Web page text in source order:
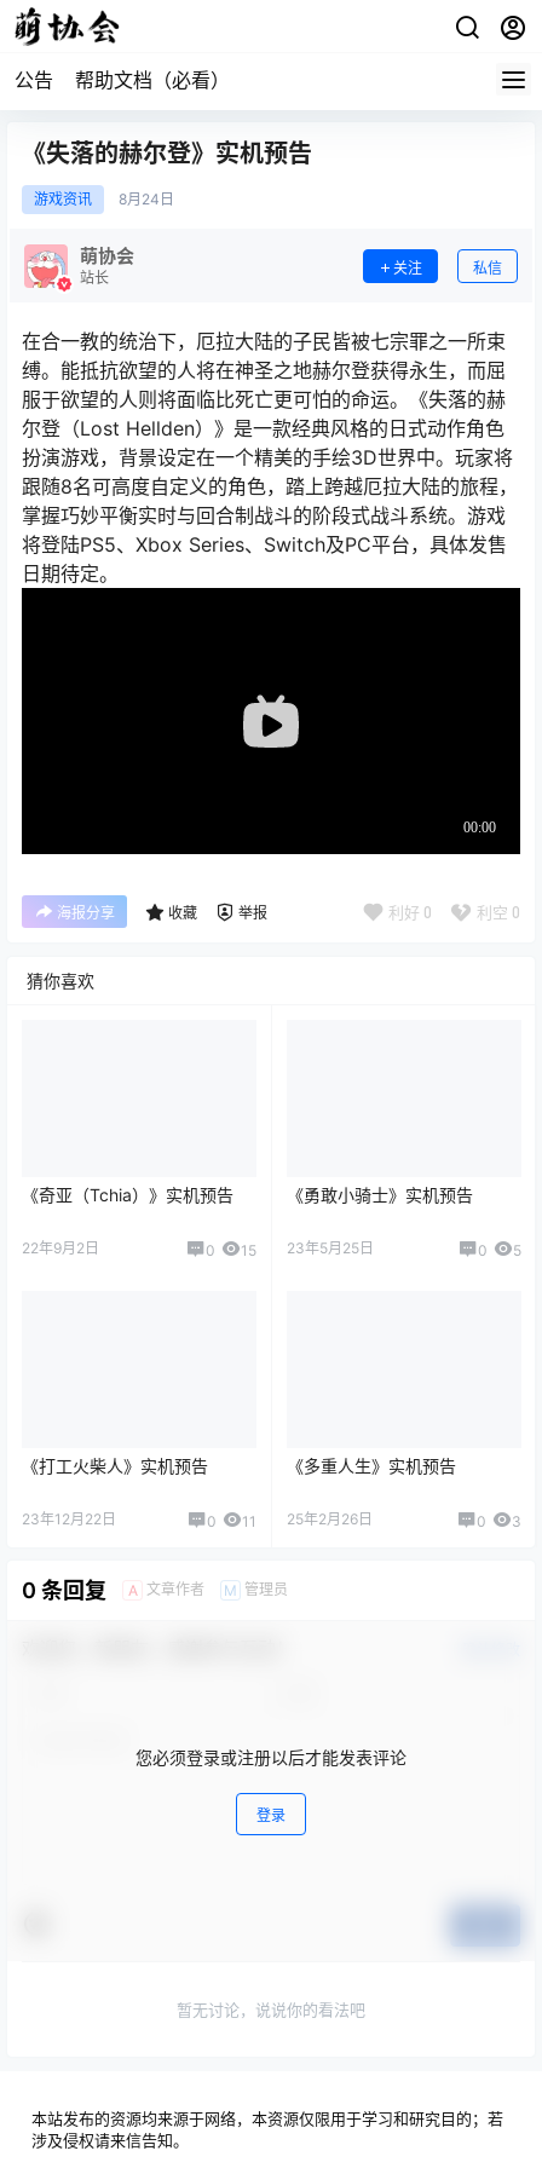
公告 帮助文档（必看）
《失落的赫尔登》实机预告
游戏资讯 8月 24日
萌协会
站长
关注 私信
在合一教的统治下，厄拉大陆的子民皆被七宗罪之一所束
缚。能抵抗欲望的人将在神圣之地赫尔登获得永生，而屈
服于欲望的人则将面临比死亡更可怕的命运。《失落的赫
尔登（Lost Hellden）》是一款经典风格的日式动作角色
扮演游戏，背景设定在一个精美的手绘3D世界中。玩家将
跟随8名可高度自定义的角色，踏上跨越厄拉大陆的旅程，
掌握巧妙平衡实时与回合制战斗的阶段式战斗系统。游戏
将登陆PS5、Xbox Series、Switch及PC平台，具体发售
日期待定。
海报分享 收藏 举报 利好 0 利空 0
猜你喜欢
《奇亚（Tchia）》实机预告
22年9月2日 0 15
《勇敢小骑士》实机预告
23年5月25日 0 5
《打工火柴人》实机预告
23年12月22日 0 11
《多重人生》实机预告
25年2月26日 0 3
0 条回复 A 文章作者 M 管理员
您必须登录或注册以后才能发表评论
登录
暂无讨论，说说你的看法吧
本站发布的资源均来源于网络，本资源仅限用于学习和研究目的；若
涉及侵权请来信告知。